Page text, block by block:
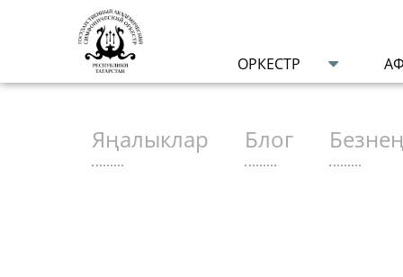
ОРКЕСТР
Яңалыклар Блог